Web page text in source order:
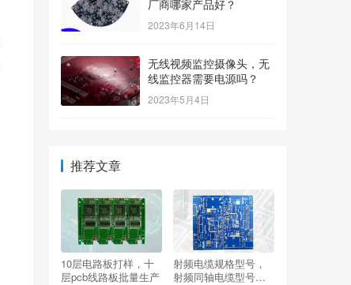
厂商哪家产品好？
2023年6月14日
无线视频监控摄像头，无
线监控器需要电源吗？
2023年5月4日
推荐文章
10层电路板打样，十
层pcb线路板批量生产
射频电缆规格型号，
射频同轴电缆型号与